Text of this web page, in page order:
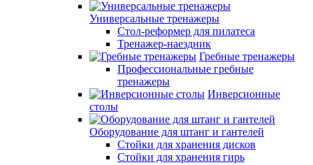
Универсальные тренажеры
Стол-реформер для пилатеса
Тренажер-наездник
Гребные тренажеры
Профессиональные гребные
тренажеры
Инверсионные
столы
Оборудование для штанг и гантелей
Стойки для хранения дисков
Стойки для хранения гирь